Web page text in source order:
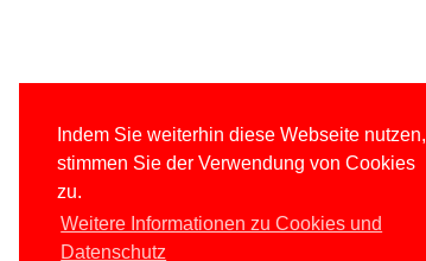
Indem Sie weiterhin diese Webseite nutzen,
stimmen Sie der Verwendung von Cookies
zu.
Weitere Informationen zu Cookies und
Datenschutz